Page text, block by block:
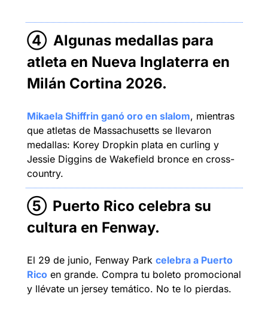
④ Algunas medallas para
atleta en Nueva Inglaterra en
Milán Cortina 2026.
Mikaela Shiffrin ganó oro en slalom, mientras
que atletas de Massachusetts se llevaron
medallas: Korey Dropkin plata en curling y
Jessie Diggins de Wakefield bronce en cross-
country.
⑤ Puerto Rico celebra su
cultura en Fenway.
El 29 de junio, Fenway Park celebra a Puerto
Rico en grande. Compra tu boleto promocional
y llévate un jersey temático. No te lo pierdas.